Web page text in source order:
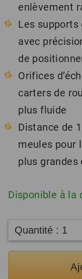
enlèvement
Les supports
avec
de
Orifices
carters de
plus fluide
Distance de
meules pour
plus grandes
Disponible à la